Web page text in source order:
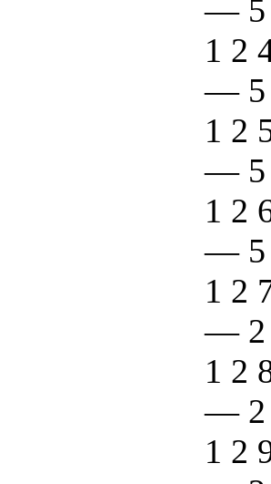
— 5
1 2
— 5
1 2
— 5
1 2
— 5
1 2
— 2
1 2
— 2
1 2